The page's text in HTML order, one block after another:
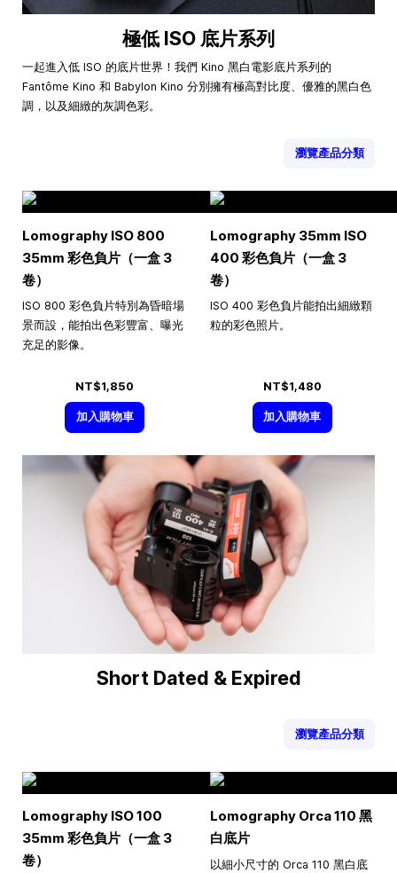
極低 ISO 底片系列
一起進入低 ISO 的底片世界！我們 Kino 黑白電影底片系列的
Fantôme Kino 和 Babylon Kino 分別擁有極高對比度、優雅的黑白色
調，以及細緻的灰調色彩。
瀏覽產品分類
Lomography ISO 800
35mm 彩色負片（一盒 3
卷）
ISO 800 彩色負片特別為昏暗場
景而設，能拍出色彩豐富、曝光
充足的影像。
NT$1,850
加入購物車
Lomography 35mm ISO
400 彩色負片（一盒 3
卷）
ISO 400 彩色負片能拍出細緻顆
粒的彩色照片。
NT$1,480
加入購物車
Short Dated & Expired
瀏覽產品分類
Lomography ISO 100
35mm 彩色負片（一盒 3
卷）
Lomography Orca 110 黑
白底片
以細小尺寸的 Orca 110 黑白底